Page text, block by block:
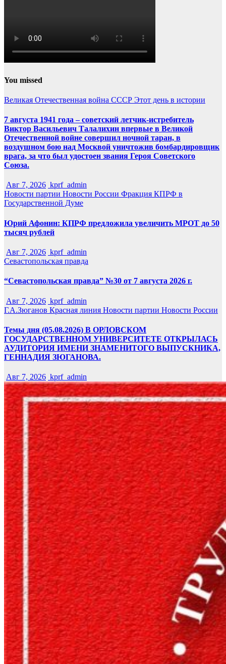
You missed
Великая Отечественная война СССР Этот день в истории
7 августа 1941 года – советский летчик-истребитель
Виктор Васильевич Талалихин впервые в Великой
Отечественной войне совершил ночной таран, в
воздушном бою над Москвой уничтожив бомбардировщик
врага, за что был удостоен звания Героя Советского
Союза.
Авг 7, 2026 kprf_admin
Новости партии Новости России Фракция КПРФ в
Государственной Думе
Юрий Афонин: КПРФ предложила увеличить МРОТ до 50
тысяч рублей
Авг 7, 2026 kprf_admin
Севастопольская правда
“Севастопольская правда” №30 от 7 августа 2026 г.
Авг 7, 2026 kprf_admin
Г.А.Зюганов Красная линия Новости партии Новости России
Темы дня (05.08.2026) В ОРЛОВСКОМ
ГОСУДАРСТВЕННОМ УНИВЕРСИТЕТЕ ОТКРЫЛАСЬ
АУДИТОРИЯ ИМЕНИ ЗНАМЕНИТОГО ВЫПУСКНИКА,
ГЕННАДИЯ ЗЮГАНОВА.
Авг 7, 2026 kprf_admin